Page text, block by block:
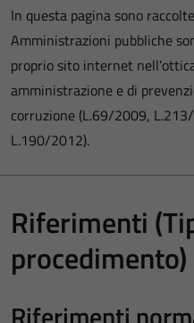
In questa pagina sono
Amministrazioni pubbliche
proprio sito internet
amministrazione e di
corruzione (L.69/2009,
L.190/2012).
Riferimenti
procedimento)